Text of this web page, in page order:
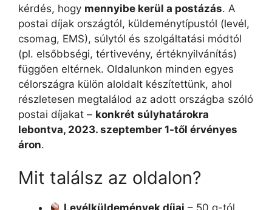
kérdés, hogy mennyibe kerül a postázás. A
postai díjak országtól, küldeménytípustól (levél,
csomag, EMS), súlytól és szolgáltatási módtól
(pl. elsőbbségi, tértivevény, értéknyilvánítás)
függően eltérnek. Oldalunkon minden egyes
célországra külön aloldalt készítettünk, ahol
részletesen megtalálod az adott országba szóló
postai díjakat – konkrét súlyhatárokra
lebontva, 2023. szeptember 1-től érvényes
áron.
Mit találsz az oldalon?
Levélküldemények díjai – 50 g-tól